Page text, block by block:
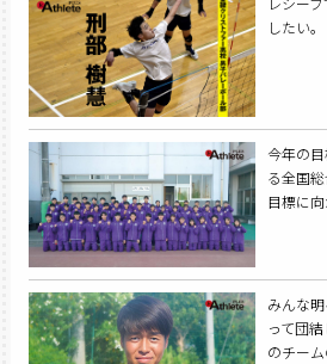
したい。
今年の
る全国
目標に向
みんな
って団
のチーム